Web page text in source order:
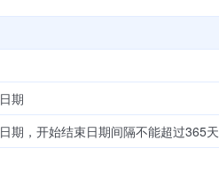
期
期，开始结束日期间隔不能超过365天